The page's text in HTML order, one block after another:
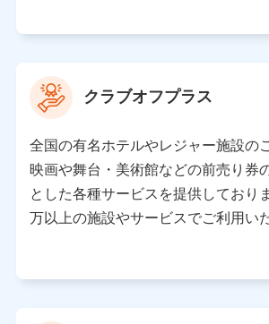
当社は利用目的の達成に必要な範囲内に
の取り扱いの全部または一部を委託する
す。
個人データの共同利用
当社は株式会社NTTドコモとの間で
人データを共同利用します。
クラブオフプラス
全国の有名ホテルやレジャー施設の
映画や舞台・美術館などの前売り券
とした各種サービスを提供しており
万以上の施設やサービスでご利用い